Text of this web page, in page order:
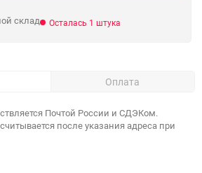
склад Осталась 1 штука
Оплата
Почтой России и СДЭКом.
после указания адреса при